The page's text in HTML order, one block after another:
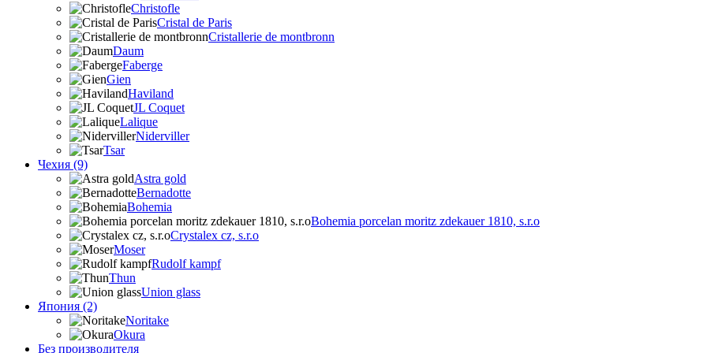
Christofle
Cristal de Paris
Cristallerie de montbronn
Daum
Faberge
Gien
Haviland
JL Coquet
Lalique
Niderviller
Tsar
Чехия (9)
Astra gold
Bernadotte
Bohemia
Bohemia porcelan moritz zdekauer 1810, s.r.o
Crystalex cz, s.r.o
Moser
Rudolf kampf
Thun
Union glass
Япония (2)
Noritake
Okura
Без производителя